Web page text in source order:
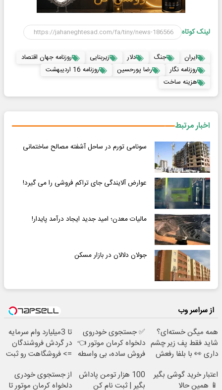
لینک کوتاه
ایران جنگ دلار زیربنایی
روزنامه جهان اقتصاد
روزنامه نگار
رضا پورحسین
روزنامه 16 اردیبهشت
هزینه ساخت
اخبار مرتبط
سونامی تورم در ساحل آشفته مصالح ساختمانی
عوارض آلایندگی جای تراکم فروشی را می گیرد!
مالیات معدن؛ امید جدید ایجاد درآمد پایدار!
جولان دلالان در بازار مسکن
از سراسر وب
همه میگن خسته‌ای؟
شاید فقط پف زیر چشم
داری 👀 با بلفا رفعش
✅ جستجوی خودروی
دلخواه کرمان موتور 👈
فروش ساده، بی واسطه
تا 3میلیارد وام سرمایه
در گردش فروشندگان
=> فروشگاهت رو ثبت
اعتبار خرید گوشی بگیر
📱 همین حالا
100 هزار تومن پاداش
بگیر | ثبت نام کن
از جستجوی خودری
دلخواه کرمان موتور تا